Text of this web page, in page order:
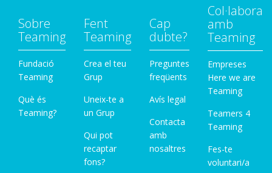
Sobre
Teaming
Fundació
Teaming
Què és
Teaming?
Fent
Teaming
Crea el teu
Grup
Uneix-te a
un Grup
Qui pot
recaptar
fons?
Cap
dubte?
Preguntes
freqüents
Avís legal
Contacta
amb
nosaltres
Col·labora
amb
Teaming
Empreses
Here we are
Teaming
Teamers 4
Teaming
Fes-te
voluntari/a